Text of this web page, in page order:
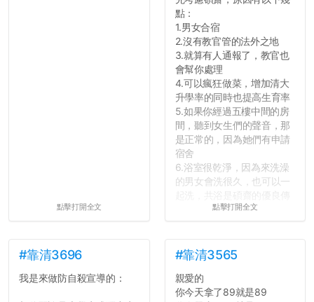
點擊打開全文
點：
1.男女合宿
2.沒有教官管的法外之地
3.就算有人通報了，教官也
會幫你處理
4.可以瘋狂做菜，增加清大
升學率的同時也提高生育率
5.如果你經過五樓中間的房
間，聽到女生們的聲音，那
是正常的，因為她們有申請
宿舍
6.浴室很乾淨，因為來洗澡
的男女會洗很久，也可以一
舍房間，都歡迎留言讓我知
道...
點擊打開全文
#靠清3696
我是來做防自殺宣導的：
#靠清3565
親愛的
你今天拿了89就是89